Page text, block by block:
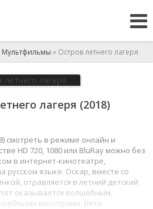
Мультфильмы » Остров летнего лагеря
лагеря (2018)
смотреть в режиме онлайн и
HD 720, 1080 или BluRay можно без
в интернет-кинотеатре,
русском языке. Оскар, вместе со
отравляется в летний детский
оказывается волшебным,
монстрами, йети,